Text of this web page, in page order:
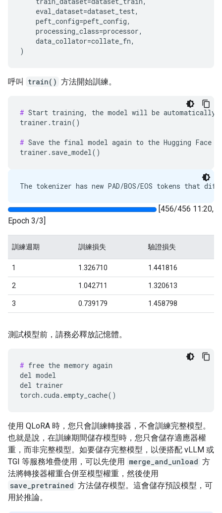
eval_dataset=dataset_test,
peft_config=peft_config,
processing_class=processor,
data_collator=collate_fn,
)
呼叫 train() 方法開始訓練。
# Start training, the model will be automatically
trainer.train()
# Save the final model again to the Hugging Face
測試模型前，請務必釋放記憶體。
# free the memory again
del model
del trainer
使用 QLoRA 時，您只會訓練轉接器，不會訓練完整模型。
也就是說，在訓練期間儲存模型時，您只會儲存適應器權
重，而非完整模型。如要儲存完整模型，以便搭配 vLLM 或
TGI 等服務堆疊使用，可以先使用 merge_and_unload 方
法將轉接器權重合併至模型權重，然後使用
save_pretrained 方法儲存模型。這會儲存預設模型，可
用於推論。